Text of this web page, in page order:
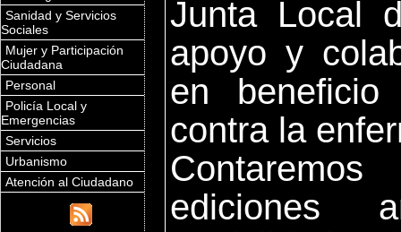
Sanidad y Servicios
Sociales
Mujer y Participación
Ciudadana
Personal
Policía Local y
Emergencias
Servicios
Urbanismo
Atención al Ciudadano
Junta Local
apoyo y
en
contra la
ediciones